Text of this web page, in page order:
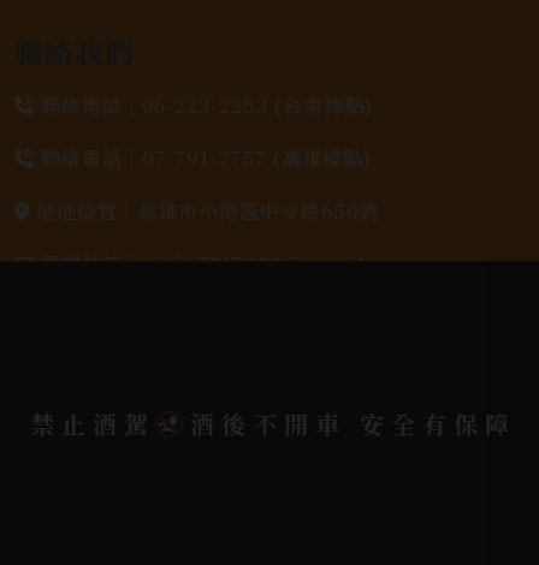
聯絡電話 | 06-223-2253 (台南據點)
聯絡電話 | 07-791-2757 (高雄據點)
地址位置 | 高雄市小港區中安路650號
電郵信箱 |yixin7917909@gmail.com
2026. All rights reserved.
Designed By
禁止酒駕 酒後不開車 安全有保障